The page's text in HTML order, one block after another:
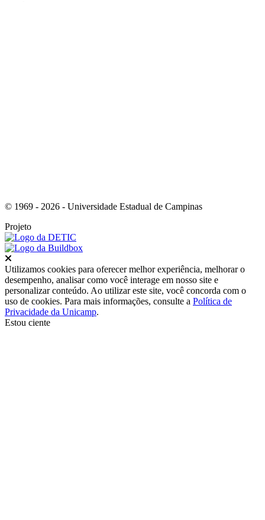
© 1969 - 2026 - Universidade Estadual de Campinas
Projeto
Utilizamos cookies para oferecer melhor experiência, melhorar o
desempenho, analisar como você interage em nosso site e
personalizar conteúdo. Ao utilizar este site, você concorda com o
uso de cookies. Para mais informações, consulte a Política de
Privacidade da Unicamp.
Estou ciente